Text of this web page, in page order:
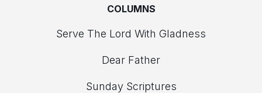
COLUMNS
Serve The Lord With Gladness
Dear Father
Sunday Scriptures